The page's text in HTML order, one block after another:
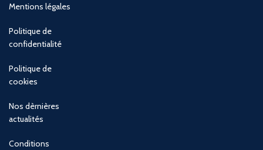
Mentions légales
Politique de
confidentialité
Politique de
cookies
Nos dèrnières
actualités
Conditions